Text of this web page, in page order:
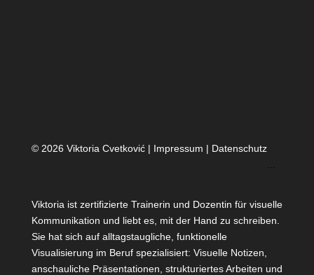
© 2026 Viktoria Cvetković | Impressum | Datenschutz
Viktoria ist zertifizierte Trainerin und Dozentin für visuelle
Kommunikation und liebt es, mit der Hand zu schreiben.
Sie hat sich auf alltagstaugliche, funktionelle
Visualisierung im Beruf spezialisiert: Visuelle Notizen,
anschauliche Präsentationen, strukturiertes Arbeiten und